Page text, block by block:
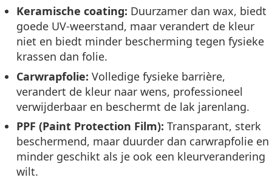
Keramische coating: Duurzamer dan wax, biedt
goede UV-weerstand, maar verandert de kleur
niet en biedt minder bescherming tegen fysieke
krassen dan folie.
Carwrapfolie: Volledige fysieke barrière,
verandert de kleur naar wens, professioneel
verwijderbaar en beschermt de lak jarenlang.
PPF (Paint Protection Film): Transparant, sterk
beschermend, maar duurder dan carwrapfolie en
minder geschikt als je ook een kleurverandering
wilt.